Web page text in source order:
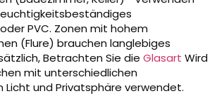
PVC. Zonen mit hohem
(Flure) brauchen langlebiges
Betrachten Sie die Glasart Wird
mit unterschiedlichen
Licht und Privatsphäre verwendet.